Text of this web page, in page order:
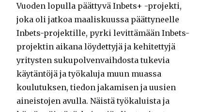
Vuoden lopulla päättyvä Inbets+ -projekti,
joka oli jatkoa maaliskuussa päättyneelle
Inbets-projektille, pyrki levittämään Inbets-
projektin aikana löydettyjä ja kehitettyjä
yritysten sukupolvenvaihdosta tukevia
käytäntöjä ja työkaluja muun muassa
koulutuksen, tiedon jakamisen ja uusien
aineistojen avulla. Näistä työkaluista ja